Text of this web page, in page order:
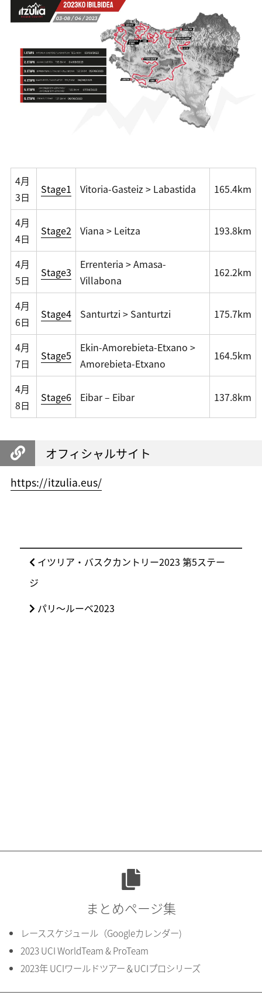
4月
3日
Stage1 Vitoria-Gasteiz > Labastida 165.4km
4月
4日
Stage2 Viana > Leitza 193.8km
4月
5日
Stage3
Errenteria > Amasa-
Villabona
162.2km
4月
6日
Stage4 Santurtzi > Santurtzi 175.7km
4月
7日
Stage5
Ekin-Amorebieta-Etxano >
Amorebieta-Etxano
164.5km
4月
8日
Stage6 Eibar – Eibar 137.8km
オフィシャルサイト
https://itzulia.eus/
前
の
稿:
イツリア・バスクカントリー2023 第5ステー
ジ
次
パリ〜ルーベ2023
まとめページ集
レーススケジュール（Googleカレンダー)
2023 UCI WorldTeam & ProTeam
2023年 UCIワールドツアー＆UCIプロシリーズ